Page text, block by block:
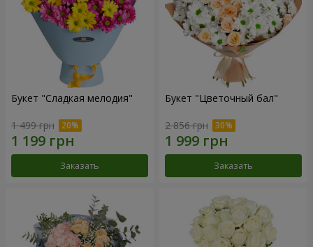
Букет "Сладкая мелодия"
1 499 грн
Заказать
Букет "Цветочный бал"
2 856 грн
Заказать